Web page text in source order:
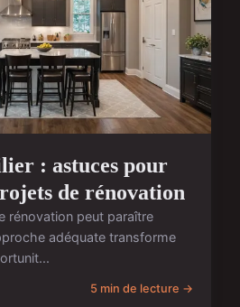
: astuces pour
de rénovation
rénovation peut paraître
adéquate transforme
5 min de lecture →